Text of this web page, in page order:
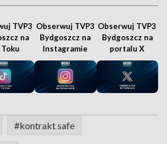
TVP3
na
Obserwuj TVP3
Bydgoszcz na
Instagramie
Obserwuj TVP3
Bydgoszcz na
portalu X
#kontrakt safe